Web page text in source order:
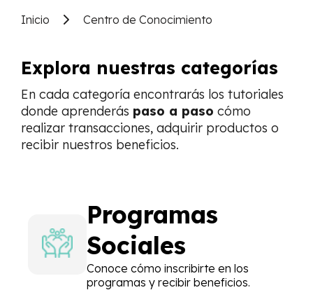
Inicio Centro de Conocimiento
Explora nuestras categorías
En cada categoría encontrarás los tutoriales
donde aprenderás paso a paso cómo
realizar transacciones, adquirir productos o
recibir nuestros beneficios.
Programas
Sociales
Conoce cómo inscribirte en los
programas y recibir beneficios.